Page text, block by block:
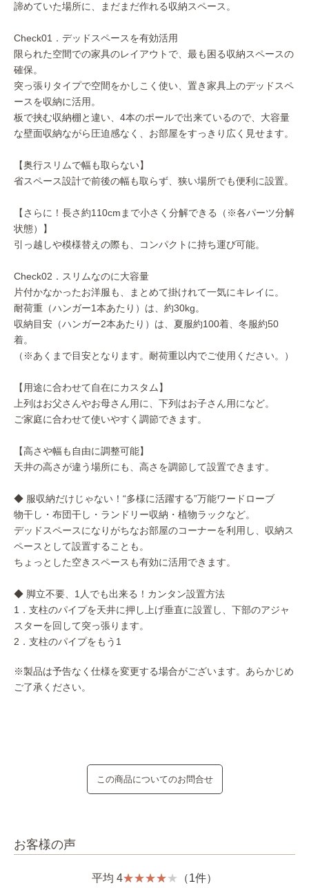
諦めていた場所に、まだまだ作れる収納スペース。
Check01．デッドスペースを有効活用
限られた空間での家具のレイアウトで、最も困る収納スペースの
確保。
突っ張りタイプで空間をかしこく使い、置き家具上のデッドスペ
ースを収納に活用。
板で挟む収納棚と違い、4本のポールで出来ているので、大容量
な壁面収納ながら圧迫感なく、お部屋をすっきり広く見せます。
【奥行スリムで幅も取らない】
省スペース設計で前後の幅も取らず、狭い場所でも便利に設置。
【さらに！長さ約110cmまで小さく分解できる（※各パーツ分解
状態）】
引っ越しや模様替えの際も、コンパクトに持ち運び可能。
Check02．スリムなのに大容量
片付かなかったお洋服も、まとめて掛けれて一気にキレイに。
耐荷重（ハンガー1本あたり）は、約30kg。
収納目安（ハンガー2本あたり）は、夏服約100着、冬服約50
着。
（※あくまで目安となります。耐荷重以内でご使用ください。）
【用途に合わせて自在にカスタム】
上列はお父さんやお母さん用に、下列はお子さん用になど。
ご家庭に合わせて使いやすく調節できます。
【高さや幅も自由に調整可能】
天井の高さが違う場所にも、高さを調節して設置できます。
◆ 服収納だけじゃない！“多様に活躍する”万能ワードローブ
物干し・布団干し・ランドリー収納・植物ラックなど。
デッドスペースになりがちなお部屋のコーナーを利用し、収納ス
ペースとして設置することも。
ちょっとした空きスペースも有効に活用できます。
◆ 脚立不要、1人でも出来る！カンタン設置方法
1．支柱のパイプを天井に押し上げ垂直に設置し、下部のアジャ
スターを回して突っ張ります。
2．支柱のパイプをもう1
※製品は予告なく仕様を変更する場合がございます。あらかじめ
ご了承ください。
この商品についてのお問合せ
お客様の声
平均 4 （1件）